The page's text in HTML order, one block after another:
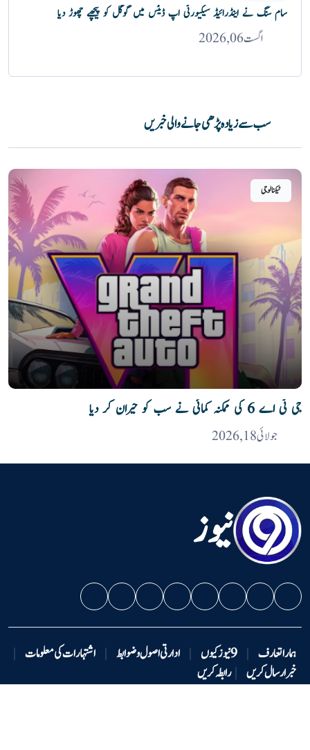
سام سنگ نے اینڈرائیڈ سیکیورٹی اپ ڈیٹس میں گوگل کو پیچھے چھوڑ دیا
اگست 06, 2026
سب سے زیادہ پڑھی جانے والی خبریں
ٹیکنالوجی
جی ٹی اے 6 کی ممکنہ کمائی نے سب کو حیران کر دیا
جولائی 18, 2026
نیوز
ہمارا تعارف | 9 نیوزکیوں | ادارتی اصول و ضوابط | اشتہارات کی معلومات |
خبر ارسال کریں | رابطہ کریں